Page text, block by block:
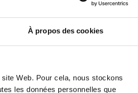
À propos des cookies
Web. Pour cela, nous stockons
les données personnelles que